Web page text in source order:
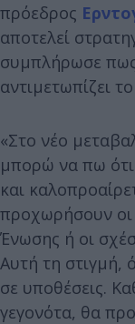
πρόεδρος
αποτελεί
συμπλήρωσε
αντιμετωπίζει
«Στο νέο
μπορώ να πω ότι
και
προχωρήσουν οι
Ένωσης ή οι
Αυτή τη στιγμή,
σε υποθέσεις.
γεγονότα, θα